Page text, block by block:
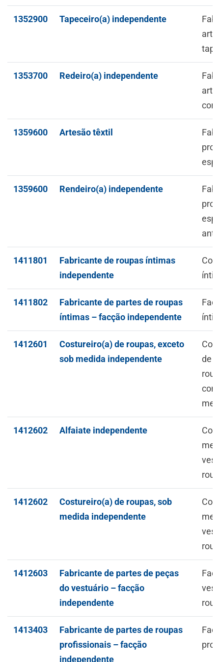
1352900 Tapeceiro(a) independente
1353700 Redeiro(a) independente
1359600 Artesão têxtil
1359600 Rendeiro(a) independente
1411801
Fabricante de roupas íntimas
independente
1411802
Fabricante de partes de roupas
íntimas – facção independente
1412601
Costureiro(a) de roupas, exceto
sob medida independente
de
1412602 Alfaiate independente
1412602
Costureiro(a) de roupas, sob
medida independente
1412603
Fabricante de partes de peças
do vestuário – facção
independente
1413403
Fabricante de partes de roupas
profissionais – facção
independente